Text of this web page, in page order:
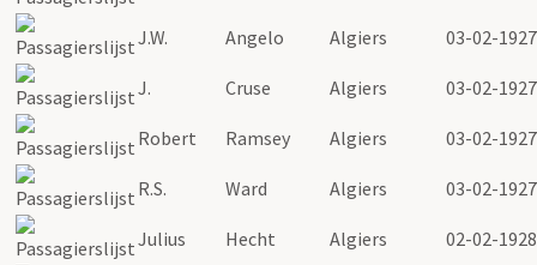
J.W. Angelo Algiers 03-02-1927
J. Cruse Algiers 03-02-1927
Robert Ramsey Algiers 03-02-1927
R.S. Ward Algiers 03-02-1927
Julius Hecht Algiers 02-02-1928